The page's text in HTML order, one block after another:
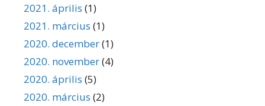
2021. április (1)
2021. március (1)
2020. december(1)
2020. november(4)
2020. április (5)
2020. március (2)